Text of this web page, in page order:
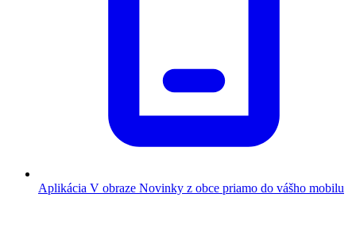
Aplikácia V obraze Novinky z obce priamo do vášho mobilu